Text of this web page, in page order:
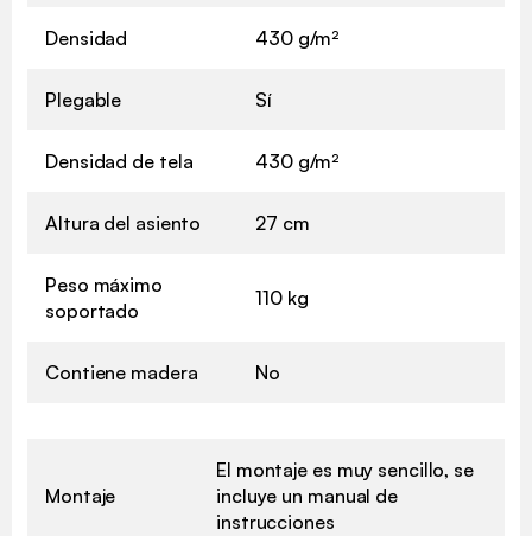
Densidad 430 g/m²
Plegable Sí
Densidad de tela 430 g/m²
Altura del asiento 27 cm
Peso máximo
soportado
110 kg
Contiene madera No
Montaje
El montaje es muy sencillo, se
incluye un manual de
instrucciones